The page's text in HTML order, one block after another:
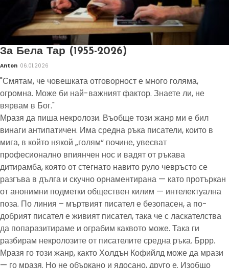
За Бела Тар (1955-2026)
Anton 06.01.2026
"Смятам, че човешката отговорност е много голяма,
огромна. Може би най-важният фактор. Знаете ли, не
вярвам в Бог."
Мразя да пиша некролози. Въобще този жанр ми е бил
винаги антипатичен. Има средна ръка писатели, които в
мига, в който някой „голям“ почине, увесват
професионално впиянчен нос и вадят от ръкава
дитирамба, която от стегнато навито руло чевръсто се
разгъва в дълга и скучно орнаментирана — като протъркан
от анонимни подметки обществен килим — интелектуална
поза. По линия – мъртвият писател е безопасен, а по-
добрият писател е живият писател, така че с ласкателства
да попаразитираме и ограбим каквото може. Така ги
разбирам некролозите от писателите средна ръка. Бррр.
Мразя го този жанр, както Холдън Кофийлд може да мрази
— го мразя. Но не объркано и ядосано, друго е. Изобщо